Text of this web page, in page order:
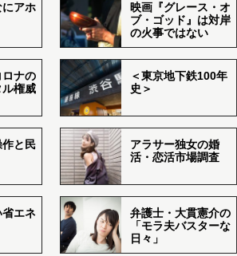
アホ
映画『グレース・オ
ブ・ゴッド』は対岸
の火事ではない
ロナの
権威
＜東京地下鉄100年
史＞
と民
アラサー独女の婚
活・恋活市場調査
省エネ
弁護士・大貫憲介の
「モラ夫バスターな
日々」